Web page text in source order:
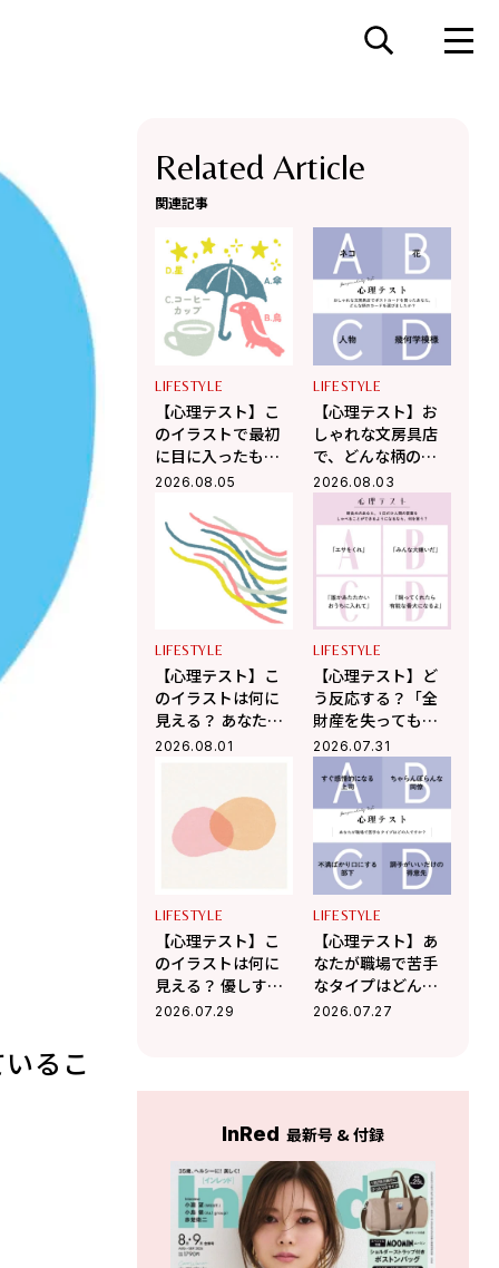
るこ
Related Article
関連記事
LIFESTYLE
【心理テスト】こ
のイラストで最初
に目に入ったもの
はどれ？ 「あなた
やすいところ」が
わかる！
2026.08.05
LIFESTYLE
【心理テスト】お
しゃれな文房具店
で、どんな柄のポ
ストカードを選び
ましたか？ 「あな
たが心の奥で大切
にしていること」
がわかる！
2026.08.03
LIFESTYLE
【心理テスト】こ
のイラストは何に
見える？ あなたが
無意識に放つ「ま
2026.08.01
LIFESTYLE
【心理テスト】ど
う反応する？「全
財産を失っても残
るモノ」がわか
る！
2026.07.31
LIFESTYLE
【心理テスト】こ
のイラストは何に
見える？ 優しすぎ
て疲れるあなたが
2026.07.29
LIFESTYLE
【心理テスト】あ
なたが職場で苦手
なタイプはどんな
人？ 「将来なるか
2026.07.27
InRed 最新号 & 付録